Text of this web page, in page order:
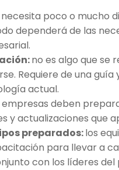
necesita poco o mucho
dependerá de las
no es algo que se
Requiere de una
actual.
empresas deben
y actualizaciones que
preparados:los
para llevar a
con los líderes